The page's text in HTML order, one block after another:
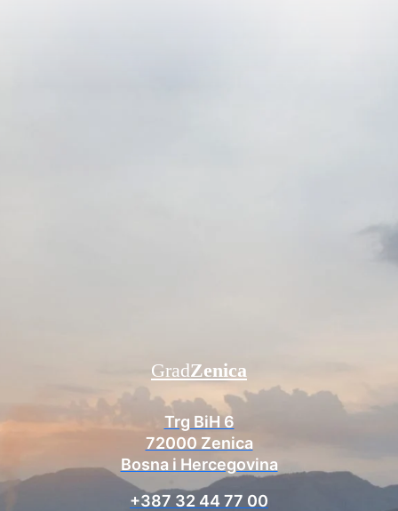
Trg BiH 6
72000 Zenica
Bosna i Hercegovina
+387 32 44 77 00
GradZenica